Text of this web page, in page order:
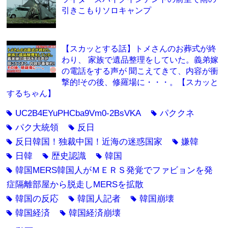
引きこもりソロキャンプ
【スカッとする話】トメさんのお葬式が終
わり、 家族で遺品整理をしていた。義弟嫁
の電話をする声が 聞こえてきて、内容が衝
撃的!その後、修羅場に・・・。【スカッと
するちゃん】
tag UC2B4EYuPHCba9Vm0-2BsVKA tagパククネ
tagパク大統領 tag 反日
tag 反日韓国！独裁中国！近海の迷惑国家 tag嫌韓
tag 日韓 tag 歴史認識 tag韓国
tag韓国MERS韓国人がＭＥＲＳ発覚でファビョンを発
症隔離部屋から脱走しMERSを拡散
tag韓国の反応 tag韓国人記者 tag韓国崩壊
tag韓国経済 tag韓国経済崩壊